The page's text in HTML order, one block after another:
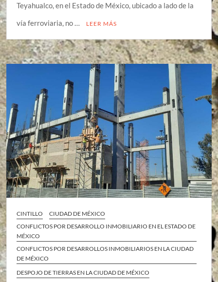
Teyahualco, en el Estado de México, ubicado a lado de la
vía ferroviaria, no …
LEER MÁS
CINTILLO
CIUDAD DE MÉXICO
CONFLICTOS POR DESARROLLO INMOBILIARIO EN EL ESTADO DE
MÉXICO
CONFLICTOS POR DESARROLLOS INMOBILIARIOS EN LA CIUDAD
DE MÉXICO
DESPOJO DE TIERRAS EN LA CIUDAD DE MÉXICO